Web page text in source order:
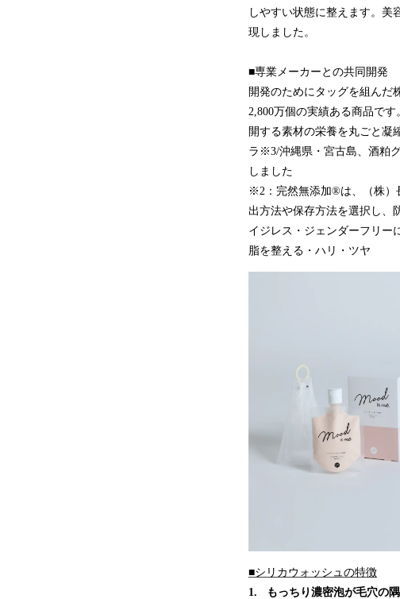
しやすい状態に整えます。美
現しました。
■専業メーカーとの共同開発
開発のためにタッグを組んだ
2,800万個の実績ある商品で
開する素材の栄養を丸ごと凝
ラ※3/沖縄県・宮古島、酒粕
しました
※2：完然無添加®は、（株）
出方法や保存方法を選択し、
イジレス・ジェンダーフリ
脂を整える・ハリ・ツヤ
■シリカウォッシュの特徴
1. もっちり濃密泡が毛穴の隅